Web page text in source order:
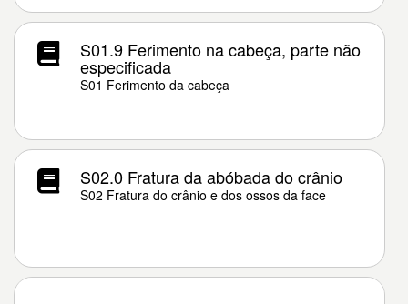
S01.9 Ferimento na cabeça, parte não
especificada
S01 Ferimento da cabeça
S02.0 Fratura da abóbada do crânio
S02 Fratura do crânio e dos ossos da face